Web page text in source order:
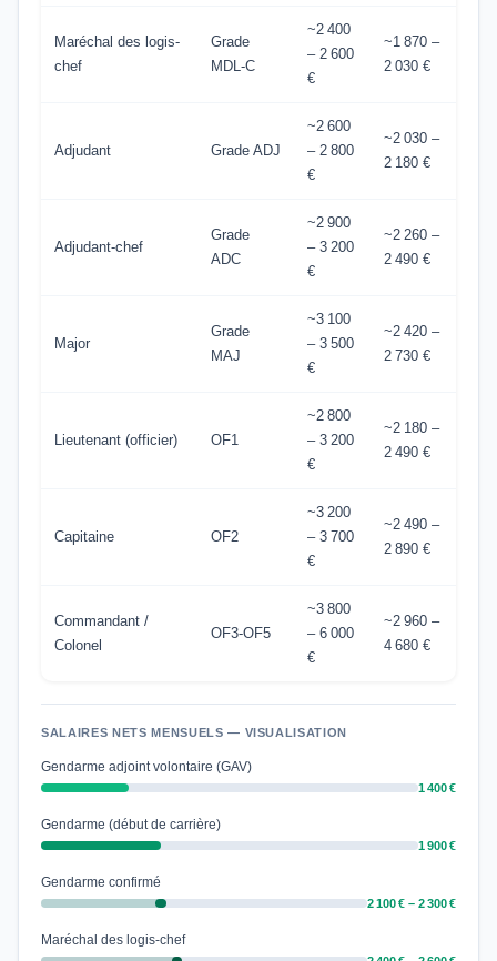
Maréchal des logis-
chef
Grade
MDL-C
~2 400
– 2 600
€
~1 870 –
2 030 €
Adjudant Grade ADJ
~2 600
– 2 800
€
~2 030 –
2 180 €
Adjudant-chef
Grade
ADC
~2 900
– 3 200
€
~2 260 –
2 490 €
Major
Grade
MAJ
~3 100
– 3 500
€
~2 420 –
2 730 €
Lieutenant (officier) OF1
~2 800
– 3 200
€
~2 180 –
2 490 €
Capitaine OF2
~3 200
– 3 700
€
~2 490 –
2 890 €
Commandant /
Colonel
OF3-OF5
~3 800
– 6 000
€
~2 960 –
4 680 €
SALAIRES NETS MENSUELS — VISUALISATION
Gendarme adjoint volontaire (GAV)
1 400 €
Gendarme (début de carrière)
1 900 €
Gendarme confirmé
2 100 € – 2 300 €
Maréchal des logis-chef